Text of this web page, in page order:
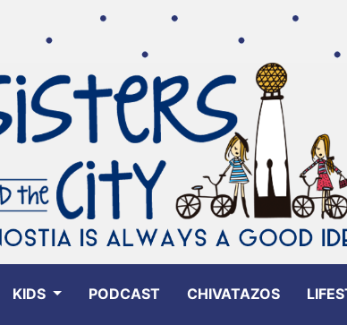
KIDS PODCAST CHIVATAZOS